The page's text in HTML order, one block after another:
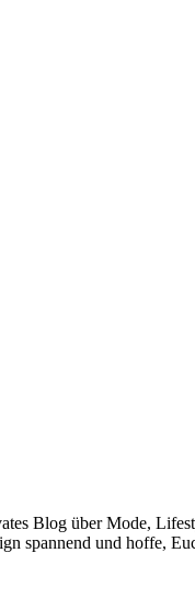
Blog über Mode,
spannend und hoffe,